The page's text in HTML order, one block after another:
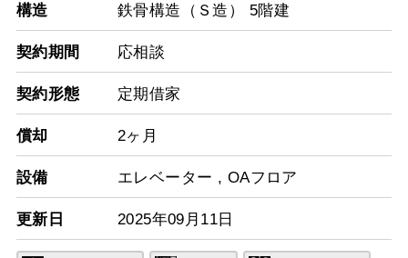
構造 鉄骨構造（Ｓ造） 5階建
契約期間 応相談
契約形態 定期借家
償却 2ヶ月
設備 エレベーター , OAフロア
更新日 2025年09月11日